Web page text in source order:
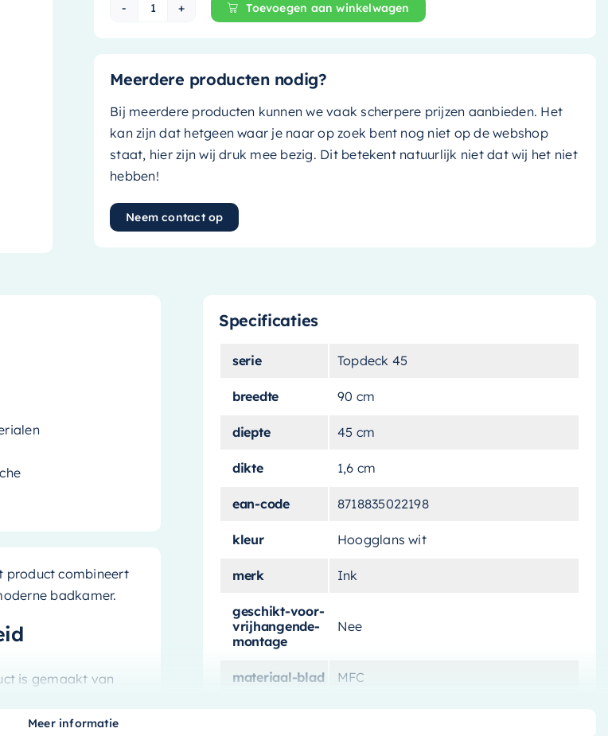
Ink Topdeck 45 Wastafelblad - 90 cm x 45 cm - Hoogglans wit - 1240252
Toevoegen aan winkelwagen
Meerdere producten nodig?
Bij meerdere producten kunnen we vaak scherpere prijzen aanbieden. Het
kan zijn dat hetgeen waar je naar op zoek bent nog niet op de webshop
staat, hier zijn wij druk mee bezig. Dit betekent natuurlijk niet dat wij het niet
hebben!
Neem contact op
product combineert
badkamer.
is gemaakt van
te reinigen,
Specificaties
serie Topdeck 45
breedte 90 cm
diepte 45 cm
dikte 1,6 cm
ean-code 8718835022198
kleur Hoogglans wit
merk Ink
geschikt-voor-
vrijhangende-
montage
Nee
materiaal-blad MFC
Meer informatie